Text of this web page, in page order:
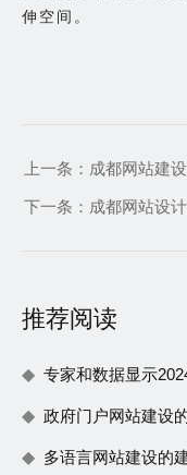
伸空间。
上一条： 成都网站建
下一条： 成都网站设
推荐阅读
专家和数据显示
政府门户网站建设
多语言网站建设的